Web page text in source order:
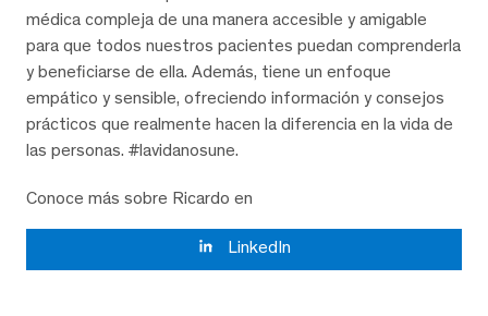
médica compleja de una manera accesible y amigable
para que todos nuestros pacientes puedan comprenderla
y beneficiarse de ella. Además, tiene un enfoque
empático y sensible, ofreciendo información y consejos
prácticos que realmente hacen la diferencia en la vida de
las personas. #lavidanosune.
Conoce más sobre Ricardo en
LinkedIn